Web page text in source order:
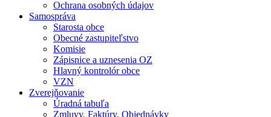
Ochrana osobných údajov
Samospráva
Starosta obce
Obecné zastupiteľstvo
Komisie
Zápisnice a uznesenia OZ
Hlavný kontrolór obce
VZN
Zverejňovanie
Úradná tabuľa
Zmluvy, Faktúry, Objednávky